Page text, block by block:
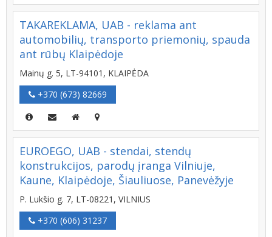
TAKAREKLAMA, UAB - reklama ant
automobilių, transporto priemonių, spauda
ant rūbų Klaipėdoje
Mainų g. 5, LT-94101, KLAIPĖDA
+370 (673) 82669
EUROEGO, UAB - stendai, stendų
konstrukcijos, parodų įranga Vilniuje,
Kaune, Klaipėdoje, Šiauliuose, Panevėžyje
P. Lukšio g. 7, LT-08221, VILNIUS
+370 (606) 31237